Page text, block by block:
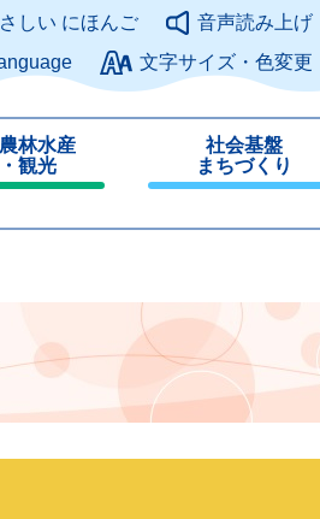
このページの本文へ
しい にほんご
音声読み上げ
文字サイズ・色変更
林水産
観光
社会基盤
まちづくり
じ